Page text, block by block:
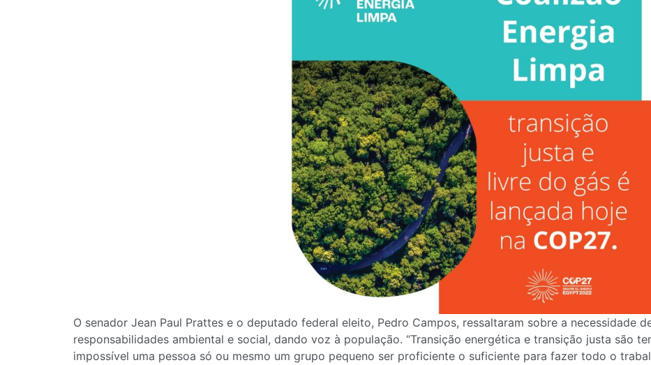
O senador Jean Paul Prattes e o deputado federal eleito, Pedro Campos, ressaltaram sobre a necessidade
responsabilidades ambiental e social, dando voz à população. “Transição energética e transição justa são
impossível uma pessoa só ou mesmo um grupo pequeno ser proficiente o suficiente para fazer todo o